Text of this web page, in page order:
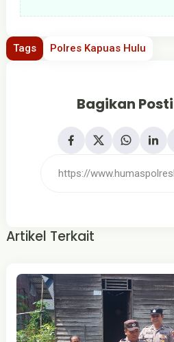
Tags Polres Kapuas Hulu
Bagikan
Artikel Terkait